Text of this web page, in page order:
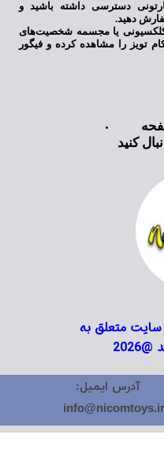
دسترسی داشته باشید و
دهید.
کلکسیونی یا مجسمه شخصیت‌های
تویز را مشاهده کرده و فیگور
کلیه حقوق مادی و معنوی سایت متعلق به
کنید
آدرس ایمیل:
info@nicomtoys.ir